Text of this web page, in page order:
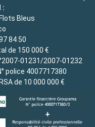
:
Bleus
84 50
de 150 000 €
01231/2007-01232
police 4007717380
de 10 000 000 €